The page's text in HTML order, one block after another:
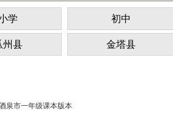
学 初中
州县 金塔县
泉市一年级课本版本